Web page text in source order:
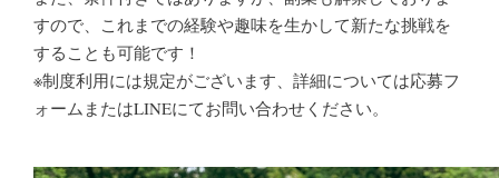
すので、これまでの経験や趣味を生かして新たな挑戦を
することも可能です！
※制度利用には規定がございます、詳細については応募フ
ォームまたはLINEにてお問い合わせください。